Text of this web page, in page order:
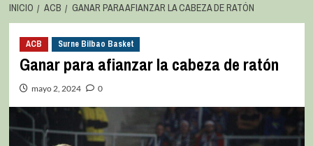
INICIO ACB GANAR PARA AFIANZAR LA CABEZA DE RATÓN
ACB Surne Bilbao Basket
Ganar para afianzar la cabeza de ratón
mayo 2, 2024 0